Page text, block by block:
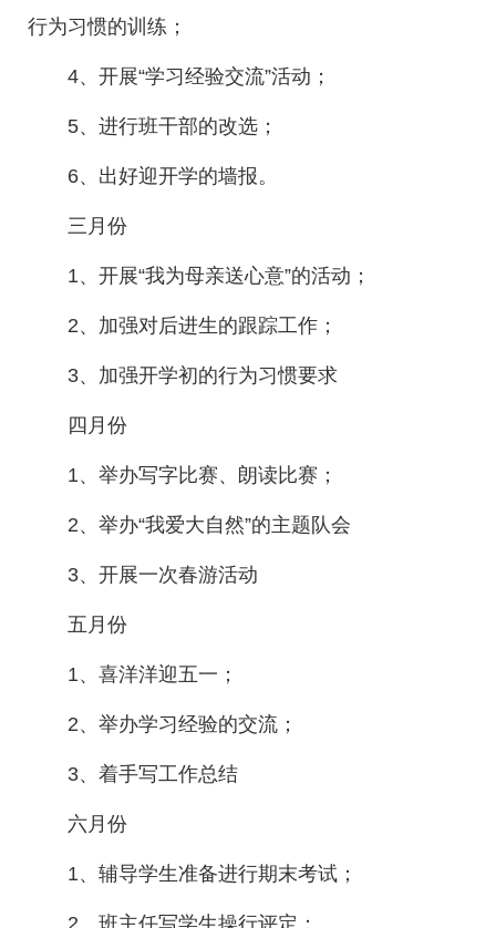
行为习惯的训练；
4、开展“学习经验交流”活动；
5、进行班干部的改选；
6、出好迎开学的墙报。
三月份
1、开展“我为母亲送心意”的活动；
2、加强对后进生的跟踪工作；
3、加强开学初的行为习惯要求
四月份
1、举办写字比赛、朗读比赛；
2、举办“我爱大自然”的主题队会
3、开展一次春游活动
五月份
1、喜洋洋迎五一；
2、举办学习经验的交流；
3、着手写工作总结
六月份
1、辅导学生准备进行期末考试；
2、班主任写学生操行评定；